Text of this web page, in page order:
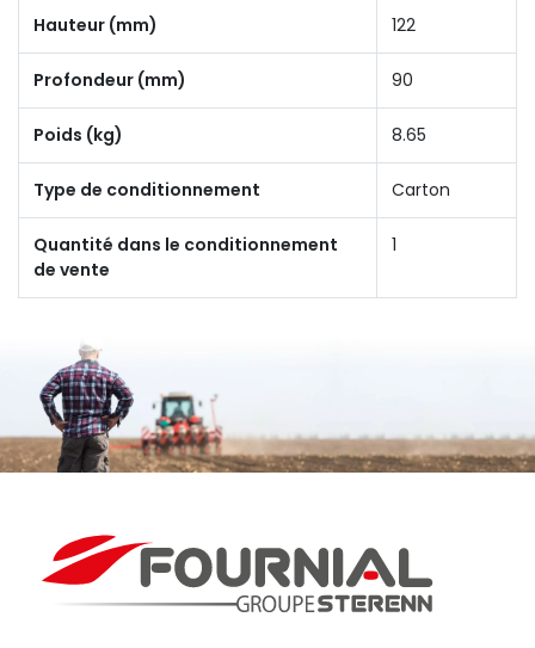
Hauteur (mm) 122
Profondeur (mm) 90
Poids (kg) 8.65
Type de conditionnement Carton
Quantité dans le conditionnement
de vente
1